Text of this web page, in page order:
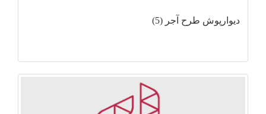
دیوارپوش طرح آجر (5)